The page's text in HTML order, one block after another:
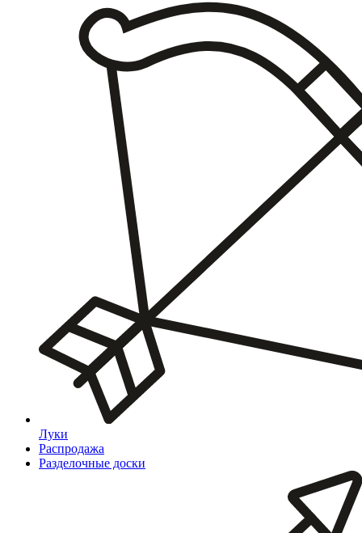
Луки
Распродажа
Разделочные доски